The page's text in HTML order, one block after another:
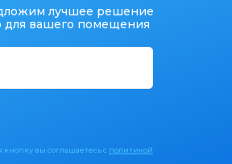
лучшее решение
для вашего помещения
кнопку вы соглашаетесь с политикой